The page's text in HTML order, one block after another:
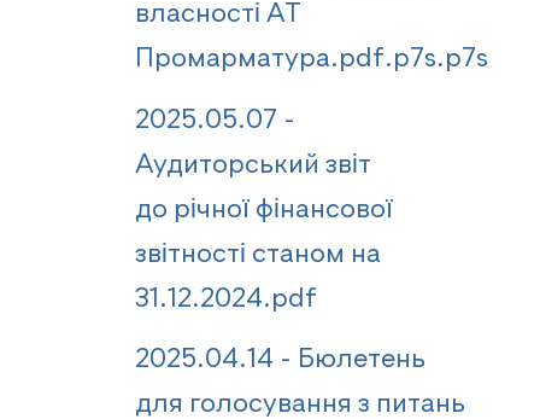
власності АТ
Промарматура.pdf.p7s.p7s
2025.05.07 -
Аудиторський звіт
до річної фінансової
звітності станом на
31.12.2024.pdf
2025.04.14 - Бюлетень
для голосування з питань